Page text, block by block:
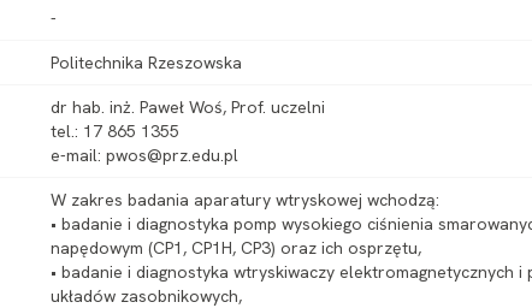
-
Politechnika Rzeszowska
dr hab. inż. Paweł Woś, Prof. uczelni
tel.: 17 865 1355
e-mail: pwos@prz.edu.pl
W zakres badania aparatury wtryskowej wchodzą:
• badanie i diagnostyka pomp wysokiego ciśnienia
napędowym (CP1, CP1H, CP3) oraz ich osprzętu,
• badanie i diagnostyka wtryskiwaczy elektromagnetycznych i
układów zasobnikowych,